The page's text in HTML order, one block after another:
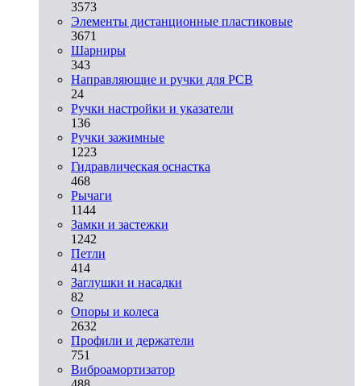
3573
Элементы дистанционные пластиковые
3671
Шарниры
343
Направляющие и ручки для PCB
24
Ручки настройки и указатели
136
Ручки зажимные
1223
Гидравлическая оснастка
468
Рычаги
1144
Замки и застежки
1242
Петли
414
Заглушки и насадки
82
Опоры и колеса
2632
Профили и держатели
751
Виброамортизатор